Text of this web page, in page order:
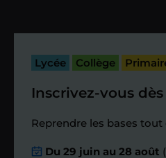
passé.
Étape 4
Nous
Lycée Collège
Inscrivez-vous
Reprendre les bases
Du 29 juin au 28 août